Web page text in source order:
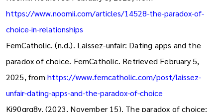
Noomii. Retrieved February 5, 2025, from
https://www.noomii.com/articles/14528-the-paradox-of-
choice-in-relationships
FemCatholic. (n.d.). Laissez-unfair: Dating apps and the
paradox of choice. FemCatholic. Retrieved February 5,
2025, fromhttps://www.femcatholic.com/post/laissez-
unfair-dating-apps-and-the-paradox-of-choice